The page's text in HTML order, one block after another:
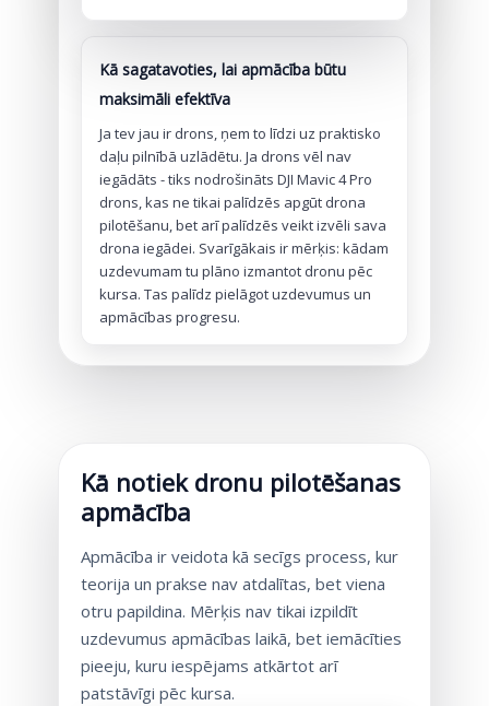
Kā sagatavoties, lai apmācība būtu
maksimāli efektīva
Ja tev jau ir drons, ņem to līdzi uz praktisko
daļu pilnībā uzlādētu. Ja drons vēl nav
iegādāts - tiks nodrošināts DJI Mavic 4 Pro
drons, kas ne tikai palīdzēs apgūt drona
pilotēšanu, bet arī palīdzēs veikt izvēli sava
drona iegādei. Svarīgākais ir mērķis: kādam
uzdevumam tu plāno izmantot dronu pēc
kursa. Tas palīdz pielāgot uzdevumus un
apmācības progresu.
Kā notiek dronu pilotēšanas
apmācība
Apmācība ir veidota kā secīgs process, kur
teorija un prakse nav atdalītas, bet viena
otru papildina. Mērķis nav tikai izpildīt
uzdevumus apmācības laikā, bet iemācīties
pieeju, kuru iespējams atkārtot arī
patstāvīgi pēc kursa.